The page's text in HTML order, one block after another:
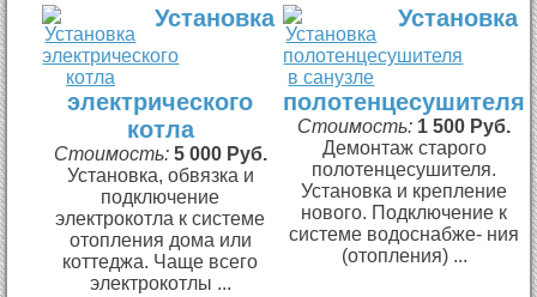
Установка
электрического
котла
Стоимость: 5 000 Руб.
Установка, обвязка и
подключение
электрокотла к системе
отопления дома или
коттеджа. Чаще всего
электрокотлы ...
Установка
полотенцесушителя
Стоимость: 1 500 Руб.
Демонтаж старого
полотенцесушителя.
Установка и крепление
нового. Подключение к
системе водоснабже- ния
(отопления) ...